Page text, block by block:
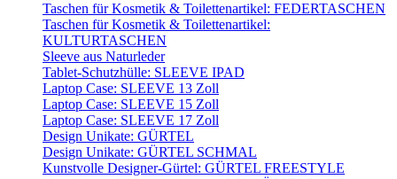
Taschen für Kosmetik & Toilettenartikel: FEDERTASCHEN
Taschen für Kosmetik & Toilettenartikel:
KULTURTASCHEN
Sleeve aus Naturleder
Tablet-Schutzhülle: SLEEVE IPAD
Laptop Case: SLEEVE 13 Zoll
Laptop Case: SLEEVE 15 Zoll
Laptop Case: SLEEVE 17 Zoll
Design Unikate: GÜRTEL
Design Unikate: GÜRTEL SCHMAL
Kunstvolle Designer-Gürtel: GÜRTEL FREESTYLE